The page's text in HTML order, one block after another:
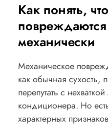
Как понять,
механически
Механическое
как обычная сухость,
перепутать с
кондиционера. Но
характерных